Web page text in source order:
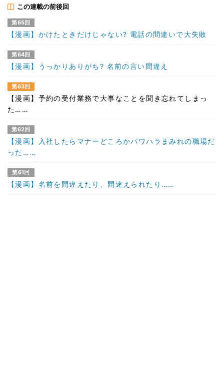
この連載の前後回
第65回
【漫画】かけたときだけじゃない? 電話の間違いで大失敗
第64回
【漫画】うっかりありがち? 名前の言い間違え
第63回
【漫画】予約の受付業務で大事なことを聞き忘れてしまっ
た……
第62回
【漫画】入社したらマナーどころかパワハラまみれの職場だ
った……
第61回
【漫画】名前を間違えたり、間違えられたり……